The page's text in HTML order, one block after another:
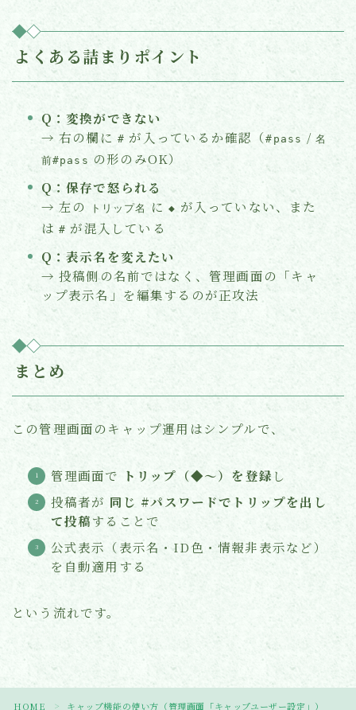
よくある詰まりポイント
Q：変換ができない
→ 右の欄に # が入っているか確認（#pass / 名
前#pass の形のみOK）
Q：保存で怒られる
→ 左の
トリップ名 に◆ が入っていない、また
は # が混入している
Q：表示名を変えたい
→ 投稿側の名前ではなく、管理画面の「キャ
ップ表示名」を編集するのが正攻法
まとめ
この管理画面のキャップ運用はシンプルで、
管理画面で トリップ（◆〜）を登録 し
投稿者が 同じ #パスワードでトリップを出し
て投稿することで
公式表示（表示名・ID色・情報非表示など）
を自動適用する
という流れです。
HOME ＞ キャップ機能の使い方（管理画面「キャップユーザー設定」）